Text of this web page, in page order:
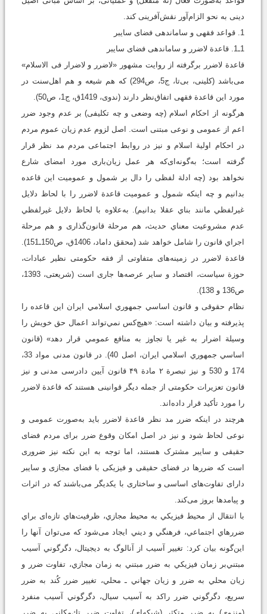
دینی به نحو الزام‌آور نقش‌آفرینی کند.
1. قواعد فقهی و ساماندهی فضای سایبر
1ـ1. قاعدة لاضرر و ساماندهی فضای سایبر
قاعدة لاضرر برگرفته از روایت مشهور «لاضرر و لاضرار فی الاسلام»
می‌باشد (کلینی، بی‌تا، ج5، ص294) که هم شیعه و هم اهل‌سنت در
مورد این قاعدة فقهی اتفاق‌نظر دارند (ندوی، 1419ق، ج1، ص50).
هرگونه از احكام اسلام (چه وضعی و چه تکلیفی) بر عدم وجود ضرر
اعم از عمومى و نوعی مبتنی است. اصل لزوم عدم زيان عموم مردم
در احكام اولية اسلام و نیز در روابط اجتماعى مردم مد نظر قرار
گرفته است؛ به‌گونه‌ای‌که هر عمل زيان‌باری مورد امضاى شارع
نخواهد بود (چه ادلة لفظی را دال بر شمول و عمومیت این قاعده
بدانیم و چه اینکه شمول و عمومیت قاعدة لاضرر را با لحاظ دلایل
غيرلفظي مانند بناي عقلا بدانیم). به‌علاوه با لحاظ دلايل غيرلفظي
عدم مشروعيت معناي حديث، هم مرحلة قانون‌گذاری و هم مرحلة
اجراي قانون را شامل خواهد شد (محقق داماد، 1406ق، ص150ـ151).
قاعدة لاضرر در زمینه‌های متفاوتی از فقه حکومتی نظیر عبادات،
حوزة سیاست، اقتصاد و سایر عرصه‌ها جاری است (شریعتی، 1393،
ص136 و 138).
نظام حقوقی و قانون اساسي جمهوري اسلامي ايران اين قاعده را
پذیرفته و بیان داشته است: «هيچ‌كس نمي‌تواند اعمال حق خويش را
وسيلة اضرار به غير يا تجاوز به منافع عمومي قرار دهد» (قانون
اساسي جمهوري اسلامي ايران، اصل 40). در قانون مدنی مواد 33،
174 و 530 و نیز تبصرة ۲ مادة ۴۹ قانون آیین دادرسی مدنی و نیز
قانون تعزیرات حکومتی از جمله دیگر قوانینی هستند که قاعدة لاضرر
را مورد تأکید قرار داده‌اند.
هر‌چند در اینکه ضرر مد نظر قاعدة لاضرر باید به‌صورت عمومی و
نوعی لحاظ شود و نیز در اصل امکان وقوع ضرر برای مردم فضای
حقیقی و سایبر مشترک هستند، اما توجه به این نکته نیز ضروری
است که ضررها در فضای حقیقی و فیزیکی با فضای مجازی و سایبر
دارای تفاوت‌های اساسی و ساختاری با یکدیگر می‌باشند که در اثرات
و پیامدها بروز می‌کند.
با انتقال از محيط فيزيكي به محيط مجازي، ظرفيت‌هاي تازه‌ای براي
ضررهاي اجتماعي، فرهنگي و ديني ایجاد می‌شود كه می‌توان آنها را
این‌گونه بیان کرد: تغییر آسیب از آنالوگ به ديجيتال، دگرگوني آسیب
مبتني‌بر زمان فيزيكي به ضرر مبتني به زمان مجازي، تفاوت ضرر و
زيان محلي به ضرر و زيان جهاني ـ محلي، تغییر ضرر كُند به ضرر
سريع، دگرگوني ضرر راکد به آسيب سيال، دگرگوني آسیب منفرد